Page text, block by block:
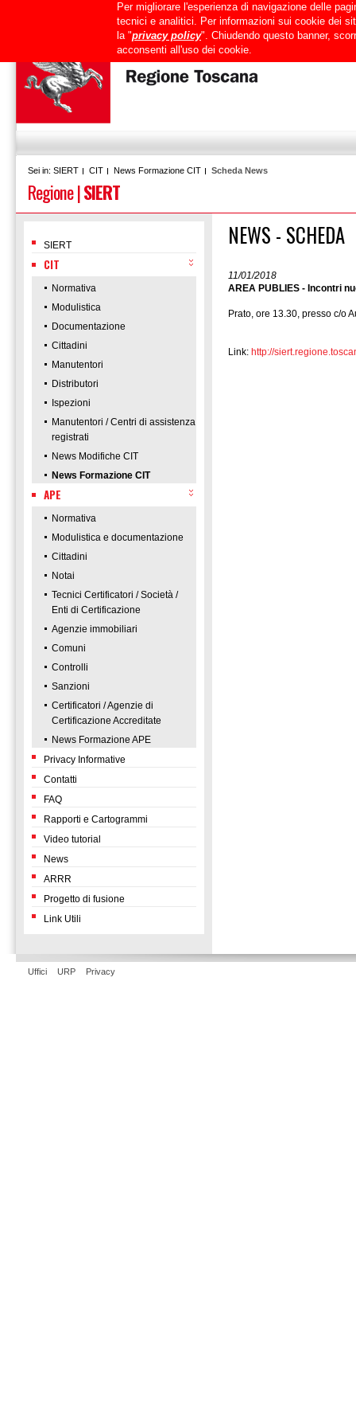
Mappa del sito RTRT Intranet
Sei in: SIERT CIT News Formazione CIT Scheda News
Regione|SIERT
SIERT
CIT
Normativa
Modulistica
Documentazione
Cittadini
Manutentori
Distributori
Ispezioni
Manutentori / Centri di assistenza
registrati
News Modifiche CIT
News Formazione CIT
APE
Normativa
Modulistica e documentazione
Cittadini
Notai
Tecnici Certificatori / Società /
Enti di Certificazione
Agenzie immobiliari
Comuni
Controlli
Sanzioni
Certificatori / Agenzie di
Certificazione Accreditate
News Formazione APE
Privacy Informative
Contatti
FAQ
Rapporti e Cartogrammi
Video tutorial
News
ARRR
Progetto di fusione
Link Utili
NEWS - SCHEDA
11/01/2018
AREA PUBLIES - Incontri
Prato, ore 13.30, presso c/o
Link: http://
Uffici URP Privacy
Per migliorare l'esperienza di navigazione delle
tecnici e analitici. Per informazioni sui cookie dei
la "privacy policy". Chiudendo questo banner,
acconsenti all'uso dei cookie.